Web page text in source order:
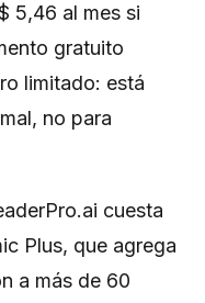
5,46 al mes si
gratuito
limitado: está
no para
cuesta
Plus, que agrega
a más de 60